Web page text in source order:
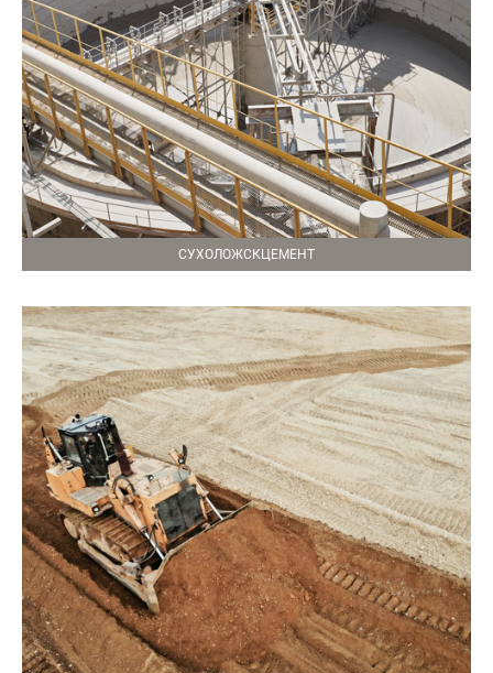
СУХОЛОЖСКЦЕМЕНТ